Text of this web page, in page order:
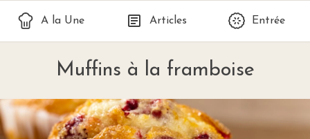
A la Une Articles Entrée
Muffins à la framboise